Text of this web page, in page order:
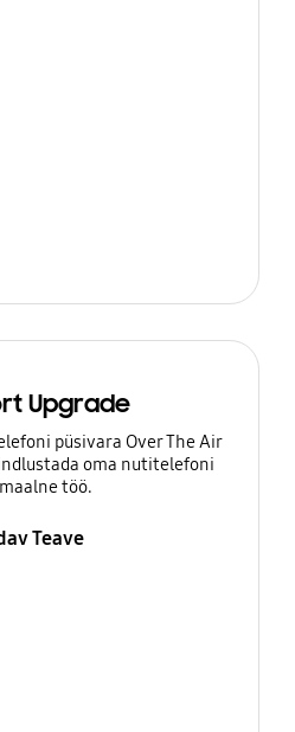
Upgrade
püsivara Over The Air
oma nutitelefoni
töö.
Teave